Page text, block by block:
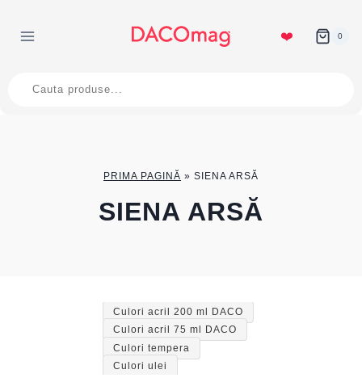
content
❤️ 0
search
PRIMA PAGINĂ » SIENA ARSĂ
SIENA ARSĂ
Culori acril 200 ml DACO
Culori acril 75 ml DACO
Culori tempera
Culori ulei